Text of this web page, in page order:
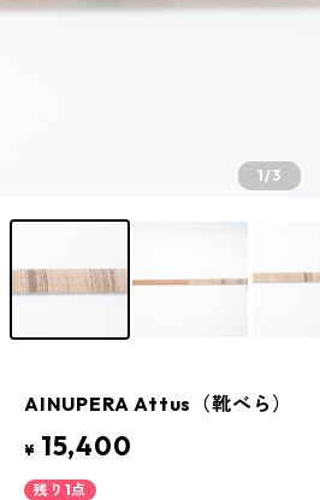
1/3
AINUPERA Attus（靴べら）
¥ 15,400
残り1点